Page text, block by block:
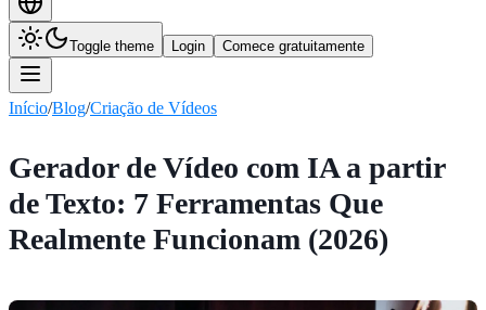
Toggle theme Login Comece gratuitamente
Início/Blog/Criação de Vídeos
Gerador de Vídeo com IA a partir
de Texto: 7 Ferramentas Que
Realmente Funcionam (2026)